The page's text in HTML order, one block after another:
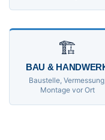
🏗
BAU &
Baustelle, Vermessung,
Montage vor Ort